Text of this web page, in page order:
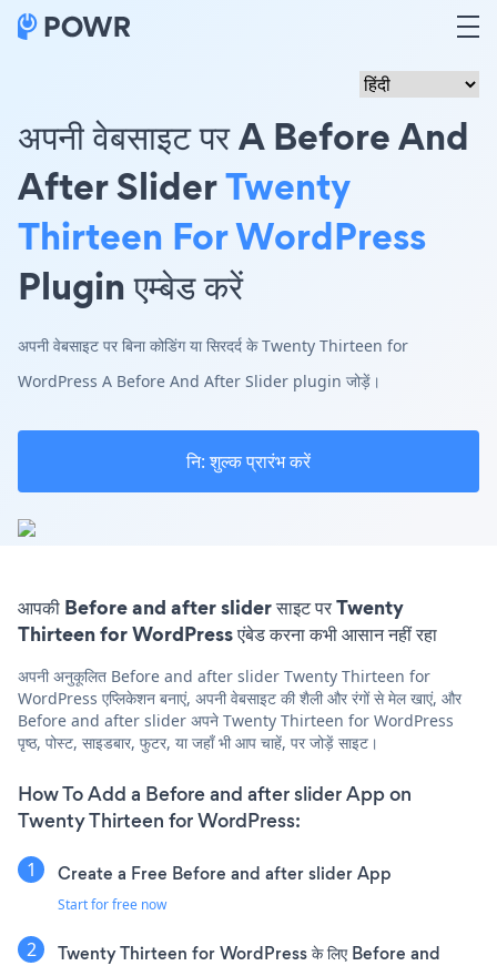
अपनी वेबसाइट पर A Before And
After SliderTwenty
Thirteen For WordPress
Plugin एम्बेड करें
अपनी वेबसाइट पर बिना कोडिंग या सिरदर्द के Twenty Thirteen for
WordPress A Before And After Slider plugin जोड़ें।
नि: शुल्क प्रारंभ करें
आपकी Before and after slider साइट पर Twenty
Thirteen for WordPress एंबेड करना कभी आसान नहीं रहा
अपनी अनुकूलित Before and after slider Twenty Thirteen for
WordPress एप्लिकेशन बनाएं, अपनी वेबसाइट की शैली और रंगों से मेल खाएं, और
Before and after slider अपने Twenty Thirteen for WordPress
पृष्ठ, पोस्ट, साइडबार, फुटर, या जहाँ भी आप चाहें, पर जोड़ें साइट।
How To Add a Before and after slider App on
Twenty Thirteen for WordPress:
Create a Free Before and after slider App
Start for free now
Twenty Thirteen for WordPress के लिए Before and